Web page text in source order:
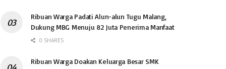
Ribuan Warga Padati Alun-alun Tugu Malang,
Dukung MBG Menuju 82 Juta Penerima Manfaat
0 SHARES
Ribuan Warga Doakan Keluarga Besar SMK